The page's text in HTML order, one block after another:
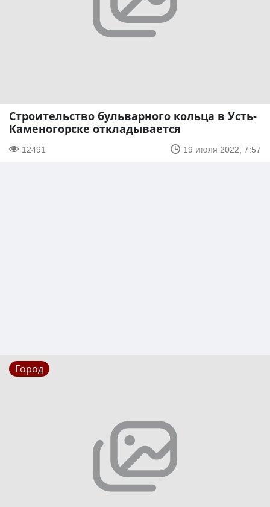
Строительство бульварного кольца в Усть-
Каменогорске откладывается
12491 19 июля 2022, 7:57
Город